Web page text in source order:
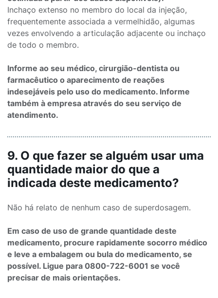
Inchaço extenso no membro do local da injeção,
frequentemente associada a vermelhidão, algumas
vezes envolvendo a articulação adjacente ou inchaço
de todo o membro.
Informe ao seu médico, cirurgião-dentista ou
farmacêutico o aparecimento de reações
indesejáveis pelo uso do medicamento. Informe
também à empresa através do seu serviço de
atendimento.
9. O que fazer se alguém usar uma
quantidade maior do que a
indicada deste medicamento?
Não há relato de nenhum caso de superdosagem.
Em caso de uso de grande quantidade deste
medicamento, procure rapidamente socorro médico
e leve a embalagem ou bula do medicamento, se
possível. Ligue para 0800-722-6001 se você
precisar de mais orientações.